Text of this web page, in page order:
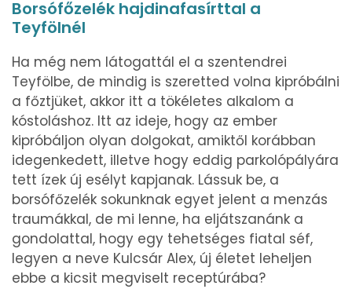
Borsófőzelék hajdinafasírttal a
Teyfölnél
Ha még nem látogattál el a szentendrei
Teyfölbe, de mindig is szeretted volna kipróbálni
a főztjüket, akkor itt a tökéletes alkalom a
kóstoláshoz. Itt az ideje, hogy az ember
kipróbáljon olyan dolgokat, amiktől korábban
idegenkedett, illetve hogy eddig parkolópályára
tett ízek új esélyt kapjanak. Lássuk be, a
borsófőzelék sokunknak egyet jelent a menzás
traumákkal, de mi lenne, ha eljátszanánk a
gondolattal, hogy egy tehetséges fiatal séf,
legyen a neve Kulcsár Alex, új életet leheljen
ebbe a kicsit megviselt receptúrába?